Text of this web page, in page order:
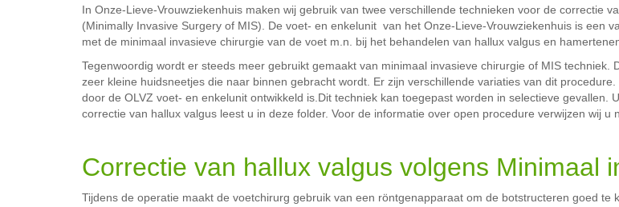
In Onze-Lieve-Vrouwziekenhuis maken wij gebruik van twee verschillende technieken voor de correctie
(Minimally Invasive Surgery of MIS). De voet- en enkelunit van het Onze-Lieve-Vrouwziekenhuis is een
met de minimaal invasieve chirurgie van de voet m.n. bij het behandelen van hallux valgus en
Tegenwoordig wordt er steeds meer gebruikt gemaakt van minimaal invasieve chirurgie of MIS
zeer kleine huidsneetjes die naar binnen gebracht wordt. Er zijn verschillende variaties van dit
door de OLVZ voet- en enkelunit ontwikkeld is.Dit techniek kan toegepast worden in selectieve
correctie van hallux valgus leest u in deze folder. Voor de informatie over open procedure verwijzen wij u
Correctie van hallux valgus volgens Minimaal
Tijdens de operatie maakt de voetchirurg gebruik van een röntgenapparaat om de botstructeren goed te